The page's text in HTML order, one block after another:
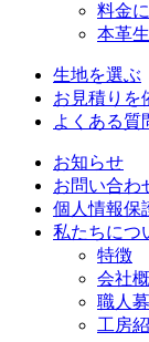
料金
本革
生地を選ぶ
お見積りを
よくある質
お知らせ
お問い合わ
個人情報保
私たちにつ
特徴
会社
職人
工房